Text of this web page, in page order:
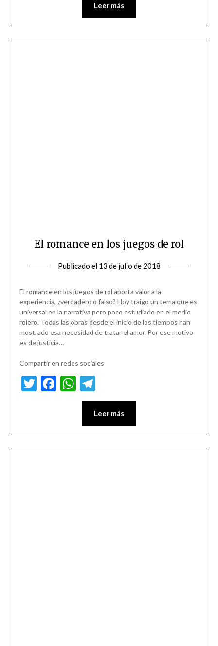
Leer más
El romance en los juegos de rol
Publicado el 13 de julio de 2018
El romance en los juegos de rol aporta valor a la
experiencia, ¿verdadero o falso? Hoy traigo un tema que es
universal en la narrativa pero poco estudiado en el medio
rolero. Todas las obras desde el inicio de los tiempos han
mostrado esa necesidad de tratar el amor. Por ese motivo
es de justicia…
Compartir en redes sociales
Twitter
Facebook
WhatsApp
Telegram
Leer más